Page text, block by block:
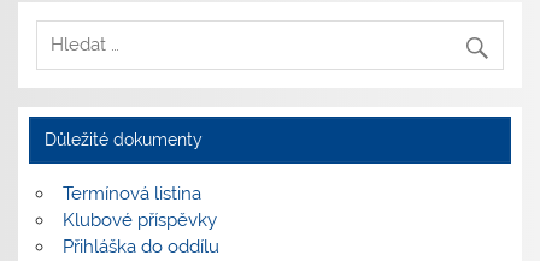
Důležité dokumenty
Termínová listina
Klubové příspěvky
Přihláška do oddílu